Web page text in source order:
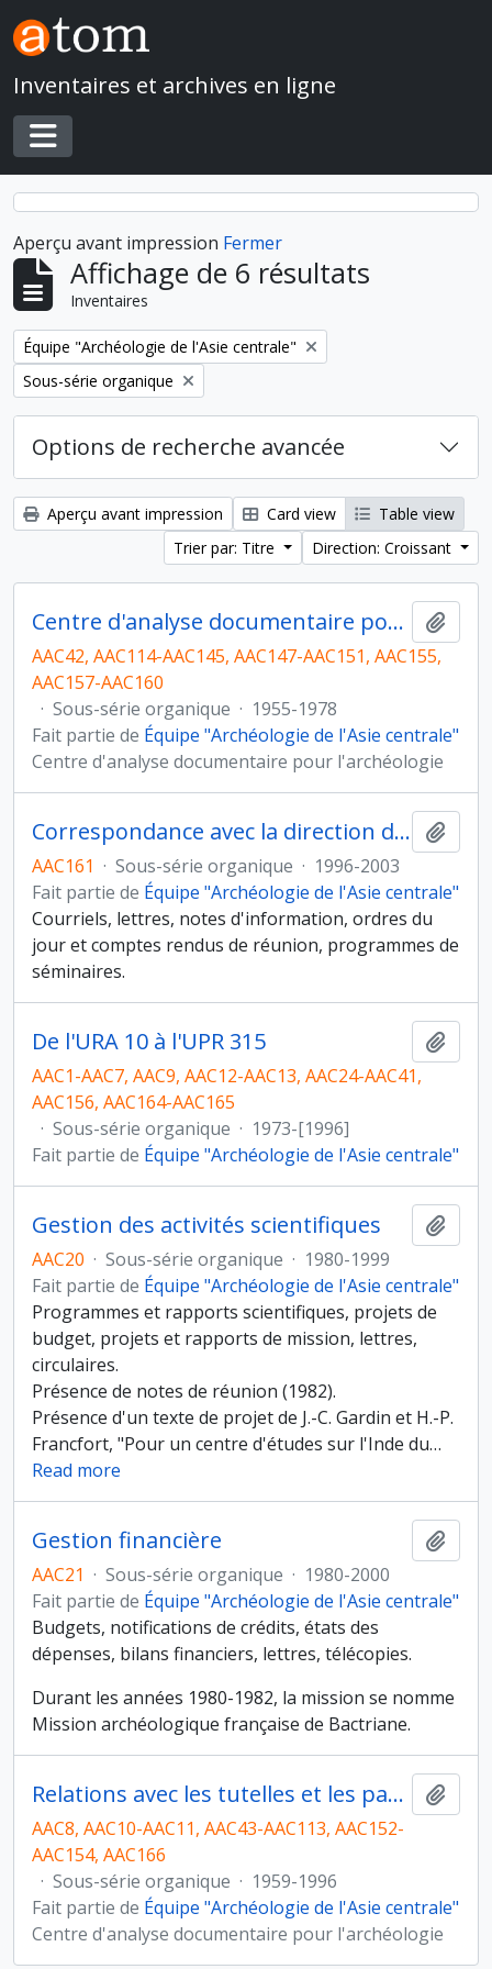
Skip to main content
Inventaires et archives en ligne
Toggle navigation
Aperçu avant impression Fermer
Affichage de 6 résultats
Inventaires
Remove filter:
Équipe "Archéologie de l'Asie centrale"
Remove filter:
Sous-série organique
Options de recherche avancée
Aperçu avant impression Card view
Table view
Trier par: Titre
Direction: Croissant
Centre d'analyse documentaire pour l'archéologie
AAC42, AAC114-AAC145, AAC147-AAC151, AAC155,
AAC157-AAC160
· Sous-série organique · 1955-1978
Fait partie de Équipe "Archéologie de l'Asie centrale"
Centre d'analyse documentaire pour l'archéologie
Correspondance avec la direction de l'UMR et la MAE
AAC161 · Sous-série organique · 1996-2003
Fait partie de Équipe "Archéologie de l'Asie centrale"
Courriels, lettres, notes d'information, ordres du
jour et comptes rendus de réunion, programmes de
séminaires.
De l'URA 10 à l'UPR 315
AAC1-AAC7, AAC9, AAC12-AAC13, AAC24-AAC41,
AAC156, AAC164-AAC165
· Sous-série organique · 1973-[1996]
Fait partie de Équipe "Archéologie de l'Asie centrale"
Gestion des activités scientifiques
AAC20 · Sous-série organique · 1980-1999
Fait partie de Équipe "Archéologie de l'Asie centrale"
Programmes et rapports scientifiques, projets de
budget, projets et rapports de mission, lettres,
circulaires.
Présence de notes de réunion (1982).
Présence d'un texte de projet de J.-C. Gardin et H.-P.
Francfort, "Pour un centre d'études sur l'Inde du…
Read more
Gestion financière
AAC21 · Sous-série organique · 1980-2000
Fait partie de Équipe "Archéologie de l'Asie centrale"
Budgets, notifications de crédits, états des
dépenses, bilans financiers, lettres, télécopies.
Durant les années 1980-1982, la mission se nomme
Mission archéologique française de Bactriane.
Relations avec les tutelles et les partenaires
AAC8, AAC10-AAC11, AAC43-AAC113, AAC152-
AAC154, AAC166
· Sous-série organique · 1959-1996
Fait partie de Équipe "Archéologie de l'Asie centrale"
Centre d'analyse documentaire pour l'archéologie